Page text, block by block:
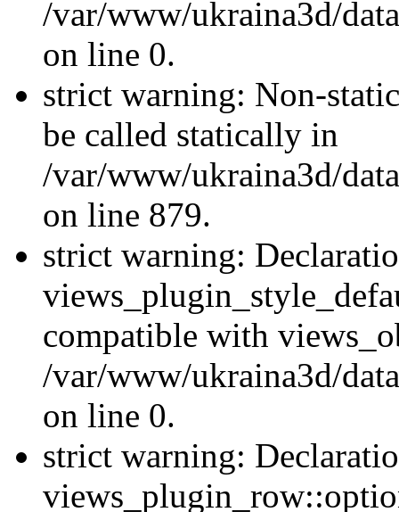
/var/www/ukraina3d/
on line 0.
strict warning: Non-
be called statically in
/var/www/ukraina3d/
on line 879.
strict warning:
compatible with
/var/www/ukraina3d/
on line 0.
strict warning: